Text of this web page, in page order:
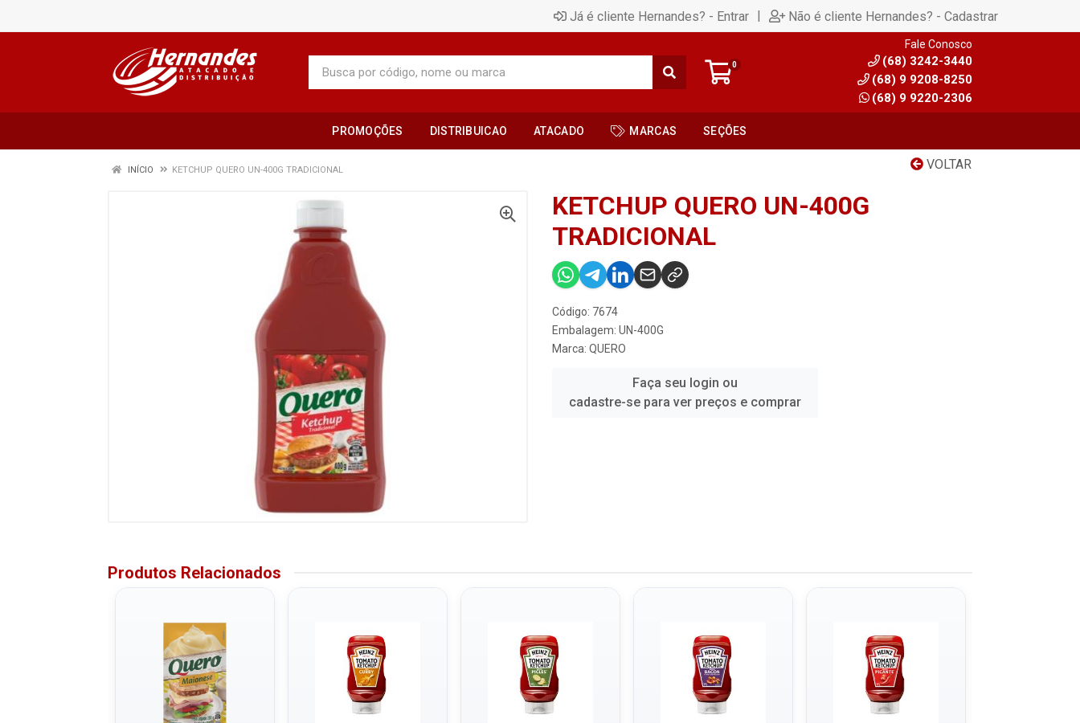
Já é cliente Hernandes? - Entrar | Não é cliente Hernandes? - Cadastrar
0
Fale Conosco
(68) 3242-3440
(68) 9 9208-8250
(68) 9 9220-2306
PROMOÇÕES DISTRIBUICAO ATACADO MARCAS SEÇÕES
VOLTAR
INÍCIO KETCHUP QUERO UN-400G TRADICIONAL
KETCHUP QUERO UN-400G
TRADICIONAL
Código: 7674
Embalagem: UN-400G
Marca: QUERO
Faça seu login ou
cadastre-se para ver preços e comprar
Produtos Relacionados